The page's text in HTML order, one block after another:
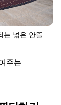
는 넓은 안뜰
주는